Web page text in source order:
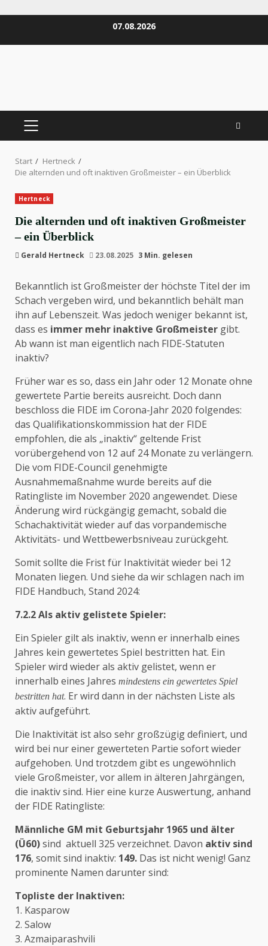
07.08.2026
PRIMÄRES
Start
Hertneck
Die alternden und oft inaktiven Großmeister – ein Überblick
Hertneck
Die alternden und oft inaktiven Großmeister
– ein Überblick
Gerald Hertneck 23.08.2025 3 Min. gelesen
Bekanntlich ist Großmeister der höchste Titel der im
Schach vergeben wird, und bekanntlich behält man
ihn auf Lebenszeit. Was jedoch weniger bekannt ist,
dass es immer mehr inaktive Großmeister gibt.
Ab wann ist man eigentlich nach FIDE-Statuten
inaktiv?
Früher war es so, dass ein Jahr oder 12 Monate ohne
gewertete Partie bereits ausreicht. Doch dann
beschloss die FIDE im Corona-Jahr 2020 folgendes:
das Qualifikationskommission hat der FIDE
empfohlen, die als „inaktiv“ geltende Frist
vorübergehend von 12 auf 24 Monate zu verlängern.
Die vom FIDE-Council genehmigte
Ausnahmemaßnahme wurde bereits auf die
Ratingliste im November 2020 angewendet. Diese
Änderung wird rückgängig gemacht, sobald die
Schachaktivität wieder auf das vorpandemische
Aktivitäts- und Wettbewerbsniveau zurückgeht.
Somit sollte die Frist für Inaktivität wieder bei 12
Monaten liegen. Und siehe da wir schlagen nach im
FIDE Handbuch, Stand 2024:
7.2.2 Als aktiv gelistete Spieler:
Ein Spieler gilt als inaktiv, wenn er innerhalb eines
Jahres kein gewertetes Spiel bestritten hat. Ein
Spieler wird wieder als aktiv gelistet, wenn er
innerhalb eines Jahres mindestens ein gewertetes Spiel
bestritten hat. Er wird dann in der nächsten Liste als
aktiv aufgeführt.
Die Inaktivität ist also sehr großzügig definiert, und
wird bei nur einer gewerteten Partie sofort wieder
aufgehoben. Und trotzdem gibt es ungewöhnlich
viele Großmeister, vor allem in älteren Jahrgängen,
die inaktiv sind. Hier eine kurze Auswertung, anhand
der FIDE Ratingliste:
Männliche GM mit Geburtsjahr 1965 und älter
(Ü60)sind aktuell 325 verzeichnet. Davon aktiv sind
176, somit sind inaktiv: 149. Das ist nicht wenig! Ganz
prominente Namen darunter sind:
Topliste der Inaktiven:
1. Kasparow
2. Salow
3. Azmaiparashvili